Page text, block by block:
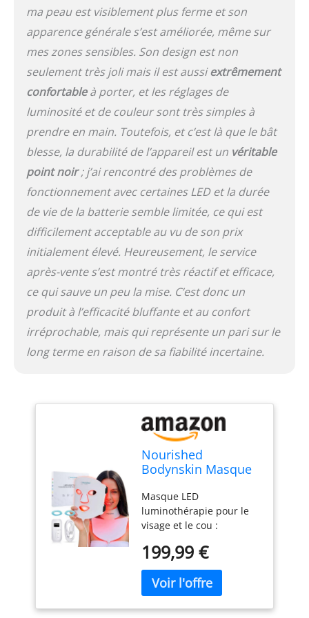
collagène, lisse les rides
et équilibre la peau
grasse. Faites plaisir à
quelqu'un avec ce
masque LED. Il est livré
dans une belle boîte
pour faire une parfaite
surprise. Choisissez
Nourished et profitez
d'un service client 24/7 et
d'une garantie d'un an.
ma peau est visiblement plus ferme et son
apparence générale s’est améliorée, même sur
mes zones sensibles. Son design est non
seulement très joli mais il est aussiextrêmement
confortableà porter, et les réglages de
luminosité et de couleur sont très simples à
prendre en main. Toutefois, et c’est là que le bât
blesse, la durabilité de l’appareil est un véritable
point noir; j’ai rencontré des problèmes de
fonctionnement avec certaines LED et la durée
de vie de la batterie semble limitée, ce qui est
difficilement acceptable au vu de son prix
initialement élevé. Heureusement, le service
après-vente s’est montré très réactif et efficace,
ce qui sauve un peu la mise. C’est donc un
produit à l’efficacité bluffante et au confort
irréprochable, mais qui représente un pari sur le
long terme en raison de sa fiabilité incertaine.
Nourished
Bodynskin Masque
Luminothérapie LED
- Appareil de Soin
de la Peau du
Visage - 7 Couleurs
Rouge et Bleu -
Rajeunissement,
Produit Anti-âge
pour les Rides.
Masque LED
luminothérapie pour le
visage et le cou :
silicone souple et léger
de qualité médicale,
notre appareil
luminothérapie
révolutionnera vos
199,99 €